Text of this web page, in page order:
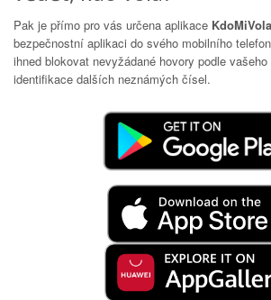
Pak je přímo pro vás určena aplikace
bezpečnostní aplikaci do svého mobilního
ihned blokovat nevyžádané hovory podle
identifikace dalších neznámých čísel.